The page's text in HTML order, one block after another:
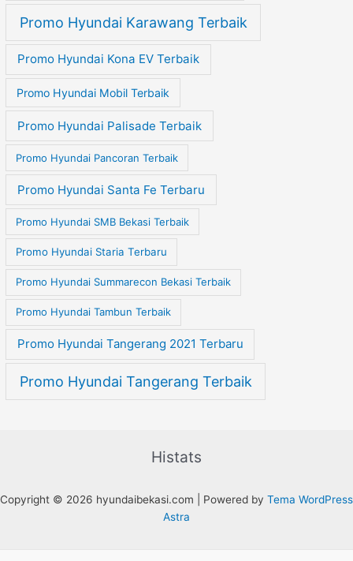
Promo Hyundai Karawang Terbaik
Promo Hyundai Kona EV Terbaik
Promo Hyundai Mobil Terbaik
Promo Hyundai Palisade Terbaik
Promo Hyundai Pancoran Terbaik
Promo Hyundai Santa Fe Terbaru
Promo Hyundai SMB Bekasi Terbaik
Promo Hyundai Staria Terbaru
Promo Hyundai Summarecon Bekasi Terbaik
Promo Hyundai Tambun Terbaik
Promo Hyundai Tangerang 2021 Terbaru
Promo Hyundai Tangerang Terbaik
Histats
Copyright © 2026 hyundaibekasi.com | Powered by Tema WordPress
Astra